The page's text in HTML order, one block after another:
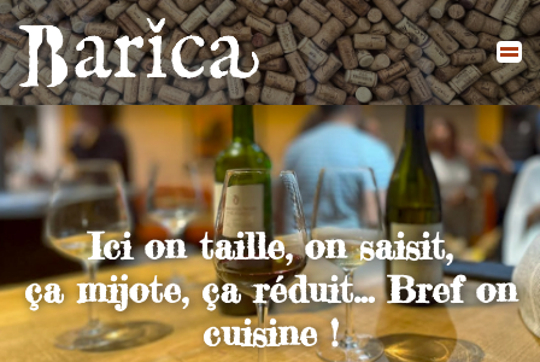
Aller
au
contenu
Ici on taille, on saisit,
ça mijote, ça réduit… Bref on
cuisine !